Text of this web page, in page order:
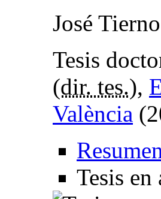
José
Tesis
(dir. tes.),
València
Resumen
Tesis